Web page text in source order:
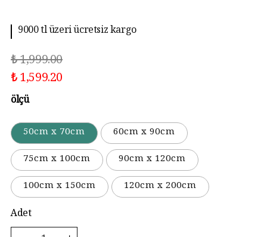
9000 tl üzeri ücretsiz kargo
₺ 1,999.00
₺ 1,599.20
ölçü
50cm x 70cm
60cm x 90cm
75cm x 100cm
90cm x 120cm
100cm x 150cm
120cm x 200cm
Adet